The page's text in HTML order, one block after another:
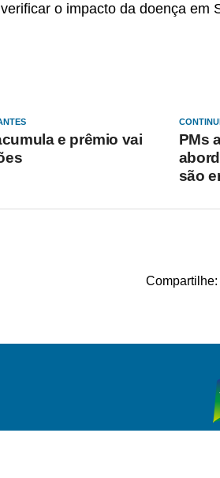
o impacto da doença em
PMs
são
e prêmio vai
Compartilhe: